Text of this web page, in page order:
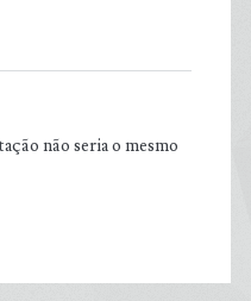
não seria o mesmo